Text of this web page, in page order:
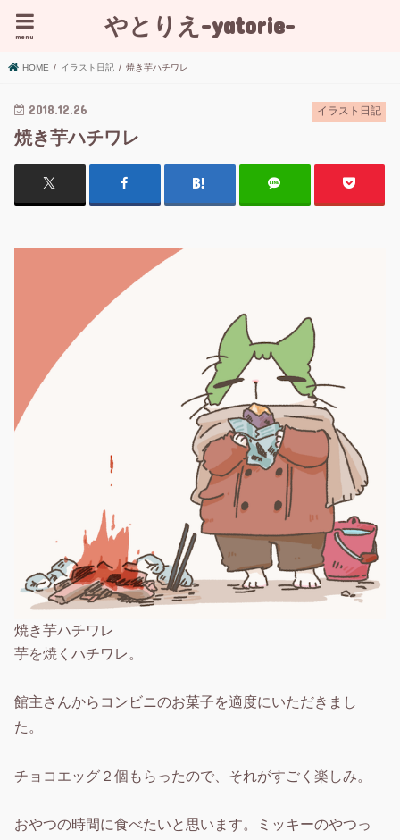
やとりえ-yatorie-
menu
HOME イラスト日記 焼き芋ハチワレ
イラスト日記
2018.12.26
焼き芋ハチワレ
焼き芋ハチワレ
芋を焼くハチワレ。
館主さんからコンビニのお菓子を適度にいただきまし
た。
チョコエッグ２個もらったので、それがすごく楽しみ。
おやつの時間に食べたいと思います。ミッキーのやつっ